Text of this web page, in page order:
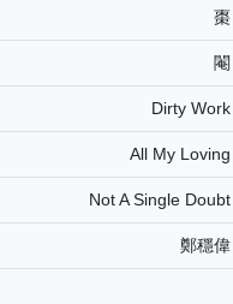
棗
閹
Dirty Work
All My Loving
Not A Single Doubt
鄭穩偉